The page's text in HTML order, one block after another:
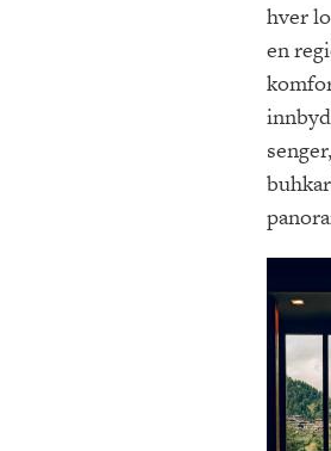
hver
en